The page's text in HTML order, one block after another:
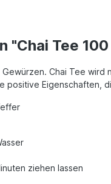
"Chai Tee 100
Chai Tee wird
positive Eigenschaften,
ziehen lassen